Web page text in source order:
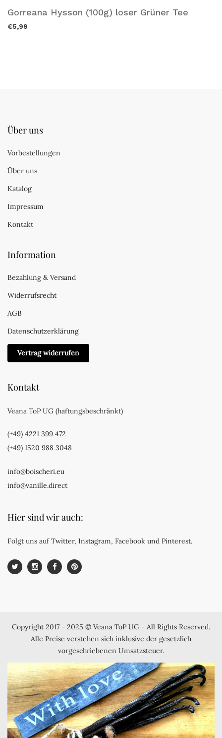
Gorreana Hysson (100g) loser Grüner Tee
€5,99
Über uns
Vorbestellungen
Über uns
Katalog
Impressum
Kontakt
Information
Bezahlung & Versand
Widerrufsrecht
AGB
Datenschutzerklärung
Vertrag widerrufen
Kontakt
Veana ToP UG (haftungsbeschränkt)
(+49) 4221 399 472
(+49) 1520 988 3048
info@boischeri.eu
info@vanille.direct
Hier sind wir auch:
Folgt uns auf Twitter, Instagram, Facebook und Pinterest.
Copyright 2017 - 2025 © Veana ToP UG - All Rights Reserved.
Alle Preise verstehen sich inklusive der gesetzlich
vorgeschriebenen Umsatzsteuer.